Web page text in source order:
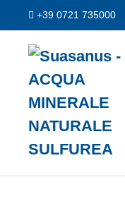
al
contenuto
+39 0721 735000